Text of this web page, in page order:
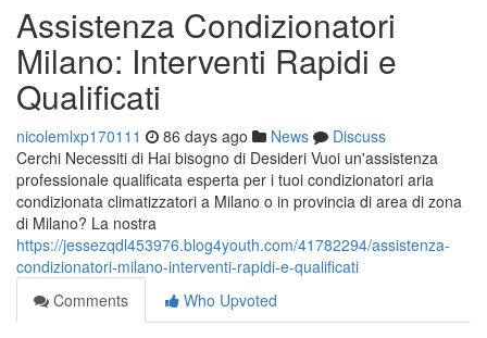
Assistenza Condizionatori
Milano: Interventi Rapidi e
Qualificati
nicolemlxp170111 86 days ago News
Discuss
Cerchi Necessiti di Hai bisogno di Desideri Vuoi un'assistenza
professionale qualificata esperta per i tuoi condizionatori aria
condizionata climatizzatori a Milano o in provincia di area di zona
di Milano? La nostra
https://jessezqdl453976.blog4youth.com/41782294/assistenza-
condizionatori-milano-interventi-rapidi-e-qualificati
Comments
Who Upvoted